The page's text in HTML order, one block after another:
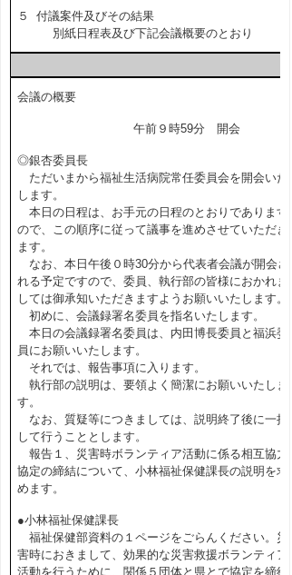
５ 付議案件及びその結果
別紙日程表及び下記会議概要のとおり
会議の概要
午前９時59分 開会
◎銀杏委員長
ただいまから福祉生活病院常任委員会を開会いた
します。
本日の日程は、お手元の日程のとおりであります
ので、この順序に従って議事を進めさせていただき
ます。
なお、本日午後０時30分から代表者会議が開会さ
れる予定ですので、委員、執行部の皆様におかれま
しては御承知いただきますようお願いいたします。
初めに、会議録署名委員を指名いたします。
本日の会議録署名委員は、内田博長委員と福浜委
員にお願いいたします。
それでは、報告事項に入ります。
執行部の説明は、要領よく簡潔にお願いいたしま
す。
なお、質疑等につきましては、説明終了後に一括
して行うこととします。
報告１、災害時ボランティア活動に係る相互協力
協定の締結について、小林福祉保健課長の説明を求
めます。
●小林福祉保健課長
福祉保健部資料の１ページをごらんください。災
害時におきまして、効果的な災害救援ボランティア
活動を行うために、関係５団体と県とで協定を締結